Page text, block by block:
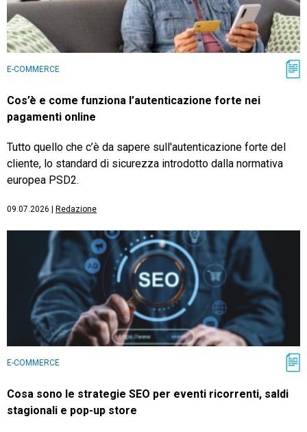
E-COMMERCE
Cos’è e come funziona l’autenticazione forte nei
pagamenti online
Tutto quello che c’è da sapere sull'autenticazione forte del
cliente, lo standard di sicurezza introdotto dalla normativa
europea PSD2.
09.07.2026 Redazione
E-COMMERCE
Cosa sono le strategie SEO per eventi ricorrenti, saldi
stagionali e pop-up store